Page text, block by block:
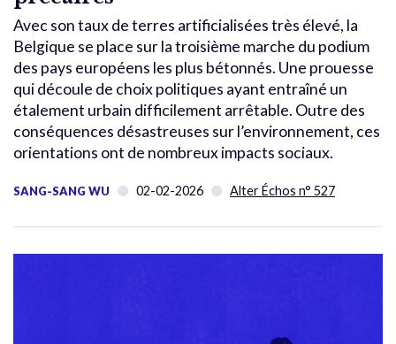
Avec son taux de terres artificialisées très élevé, la
Belgique se place sur la troisième marche du podium
des pays européens les plus bétonnés. Une prouesse
qui découle de choix politiques ayant entraîné un
étalement urbain difficilement arrêtable. Outre des
conséquences désastreuses sur l’environnement, ces
orientations ont de nombreux impacts sociaux.
SANG-SANG WU 02-02-2026 Alter Échos n° 527